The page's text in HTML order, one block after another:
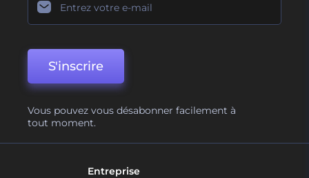
S'inscrire
Vous pouvez vous désabonner facilement à
tout moment.
Entreprise